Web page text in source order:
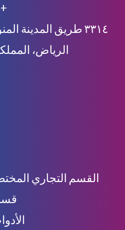
+966 55 559 6872
٣٣١٤ طريق المدينة
الرياض،
القسم التجاري